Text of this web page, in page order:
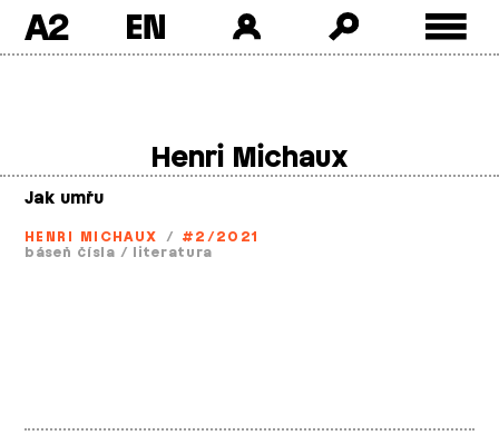
A2
Henri Michaux
Jak umřu
HENRI MICHAUX / #2/2021
báseň čísla / literatura